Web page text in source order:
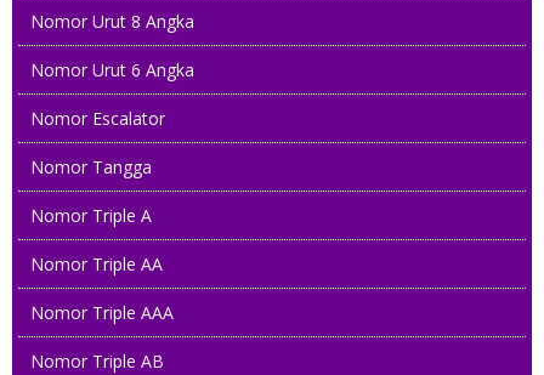
Nomor Urut 8 Angka
Nomor Urut 6 Angka
Nomor Escalator
Nomor Tangga
Nomor Triple A
Nomor Triple AA
Nomor Triple AAA
Nomor Triple AB
0823 2277 6789
0858 7080 3888